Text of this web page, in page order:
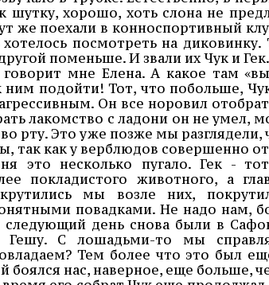
шутку, хорошо, хоть слона не
же поехали в конноспортивный
посмотреть на диковинку.
поменьше. И звали их Чук и Гек.
мне Елена. А какое там
ним подойти! Тот, что побольше,
Он все норовил
лакомство с ладони он не умел,
рту. Это уже позже мы разглядели,
так как у верблюдов совершенно
это несколько пугало. Гек -
покладистого животного, а
мы возле них,
повадками. Не надо нам,
следующий день снова были в
Гешу. С лошадьми-то мы
Тем более что это был
боялся нас, наверное, еще больше,